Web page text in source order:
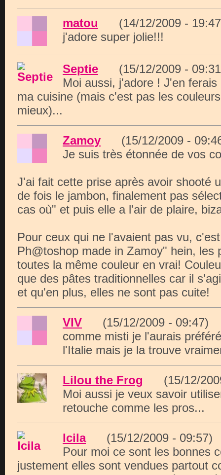
matou (14/12/2009 -
j'adore super jolie!!!
Septie (15/12/2009 -
Moi aussi, j'adore ! J'en
ma cuisine (mais c'est pas les
mieux)...
Zamoy (15/12/2009 -
Je suis très étonnée de vos
J'ai fait cette prise après avoir shooté
de fois le jambon, finalement pas
cas où" et puis elle a l'air de plaire,
Pour ceux qui ne l'avaient pas vu,
Ph@toshop made in Zamoy" hein, les
toutes la même couleur en vrai!
que des pâtes traditionnelles car il
et qu'en plus, elles ne sont pas cuite!
VIV (15/12/2009 -
comme misti je l'aurais
l'Italie mais je la trouve
Lilou the Frog (15/12/
Moi aussi je veux savoir
retouche comme les pros...
Icila(15/12/2009 -
Pour moi ce sont les bonnes
justement elles sont vendues partout